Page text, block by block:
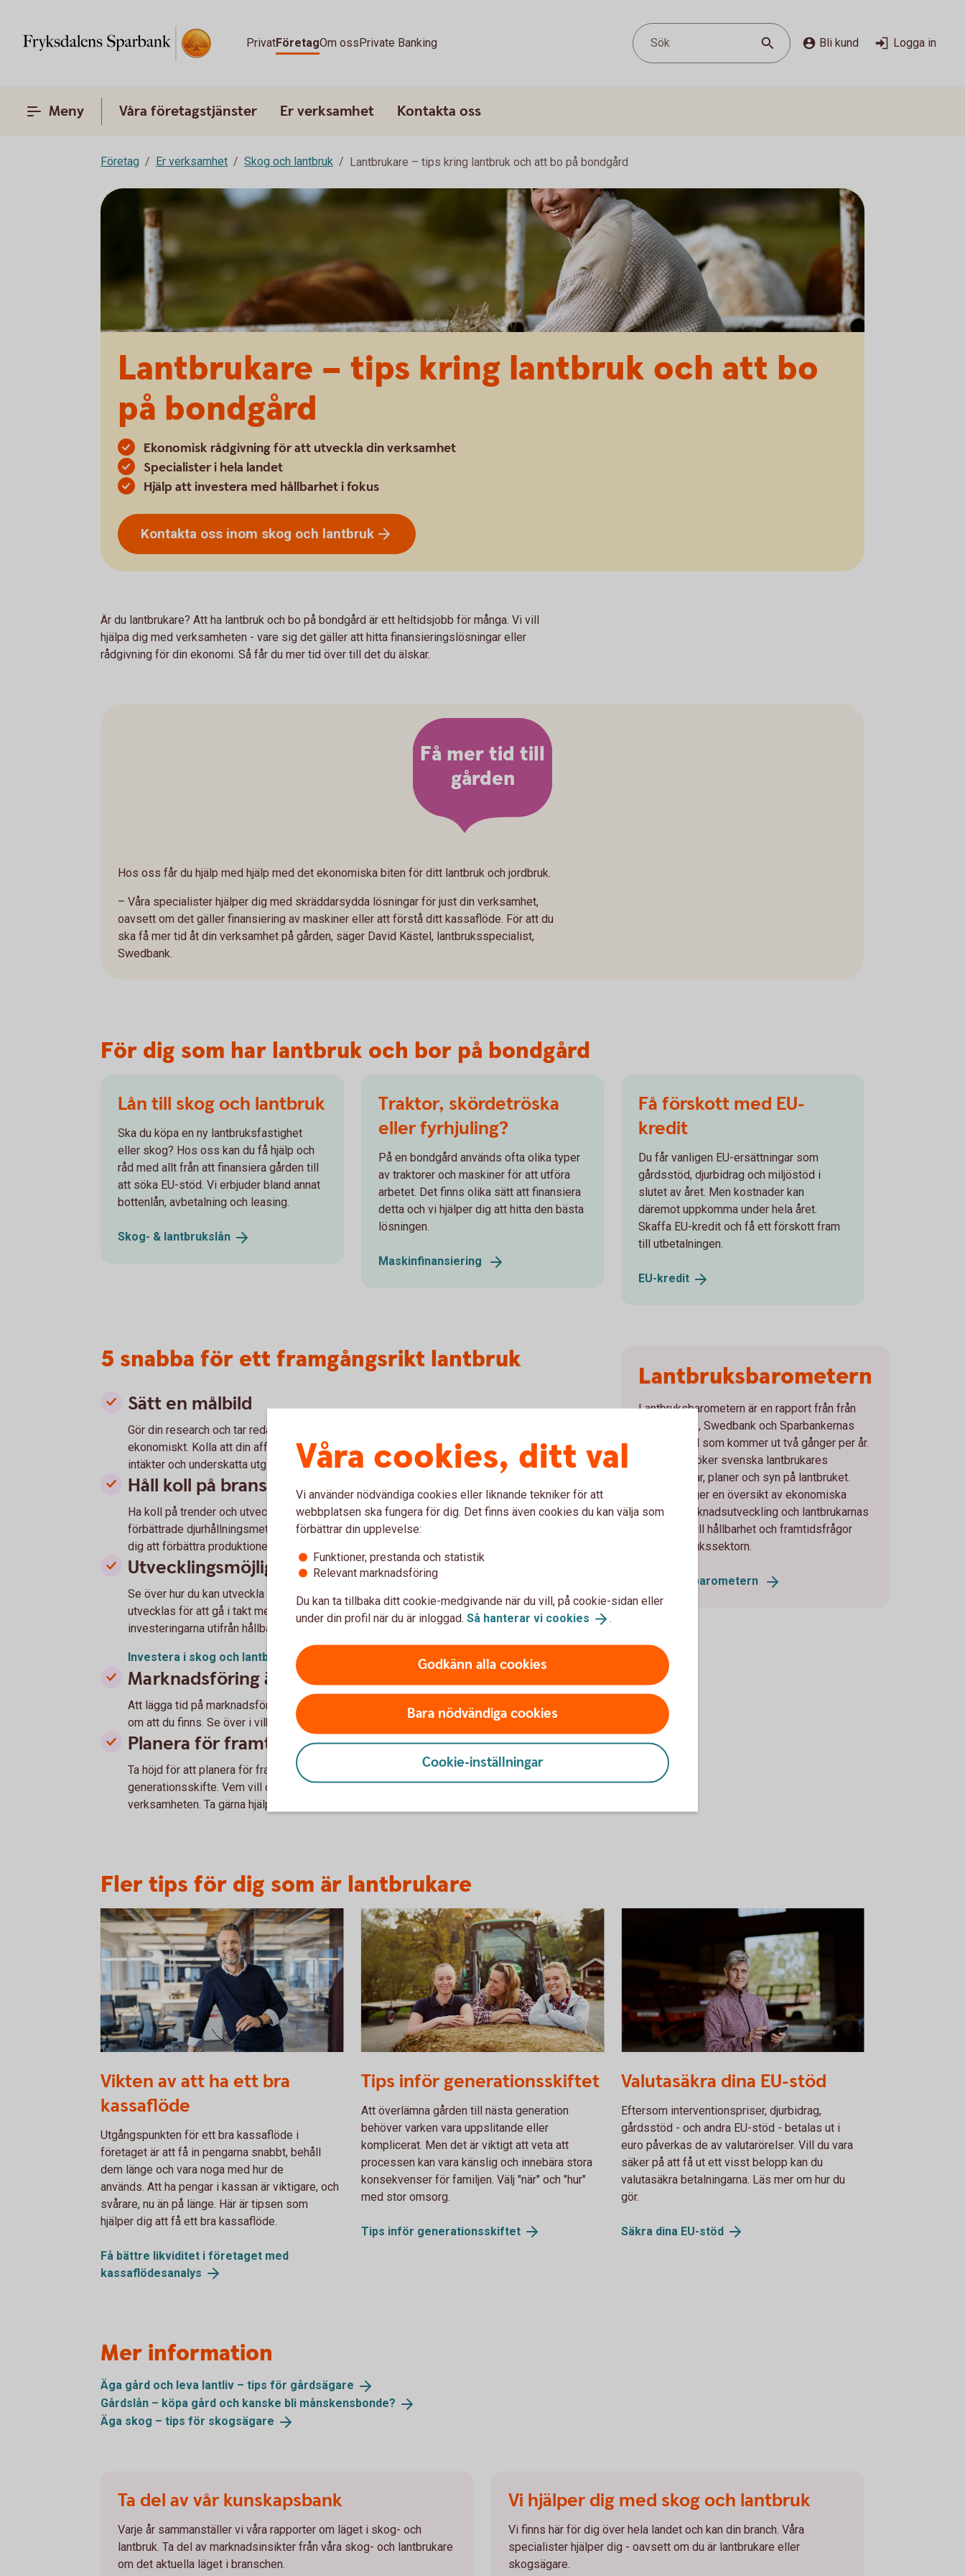
PrivatFöretagOm ossPrivate Banking Sök Bli kund Logga in
Meny Våra företagstjänster Er verksamhet Kontakta oss
Företag Er verksamhet Skog och lantbruk Lantbrukare – tips kring lantbruk och att bo på bondgård
Lantbrukare – tips kring lantbruk och att bo
på bondgård
Ekonomisk rådgivning för att utveckla din verksamhet
Specialister i hela landet
Hjälp att investera med hållbarhet i fokus
Kontakta oss inom skog och lantbruk
Är du lantbrukare? Att ha lantbruk och bo på bondgård är ett heltidsjobb för många. Vi vill
hjälpa dig med verksamheten - vare sig det gäller att hitta finansieringslösningar eller
rådgivning för din ekonomi. Så får du mer tid över till det du älskar.
Få mer tid till
gården
Hos oss får du hjälp med hjälp med det ekonomiska biten för ditt lantbruk och jordbruk.
– Våra specialister hjälper dig med skräddarsydda lösningar för just din verksamhet,
oavsett om det gäller finansiering av maskiner eller att förstå ditt kassaflöde. För att du
ska få mer tid åt din verksamhet på gården, säger David Kästel, lantbruksspecialist,
Swedbank.
För dig som har lantbruk och bor på bondgård
Lån till skog och lantbruk
Ska du köpa en ny lantbruksfastighet
eller skog? Hos oss kan du få hjälp och
råd med allt från att finansiera gården till
att söka EU-stöd. Vi erbjuder bland annat
bottenlån, avbetalning och leasing.
Skog- & lantbrukslån
Traktor, skördetröska
eller fyrhjuling?
På en bondgård används ofta olika typer
av traktorer och maskiner för att utföra
arbetet. Det finns olika sätt att finansiera
detta och vi hjälper dig att hitta den bästa
lösningen.
Maskinfinansiering
Få förskott med EU-
kredit
Du får vanligen EU-ersättningar som
gårdsstöd, djurbidrag och miljöstöd i
slutet av året. Men kostnader kan
däremot uppkomma under hela året.
Skaffa EU-kredit och få ett förskott fram
till utbetalningen.
EU-kredit
5 snabba för ett framgångsrikt lantbruk
Sätt en målbild
Gör din research och tar reda på vad som krävs av dig, både tidsmässigt och
ekonomiskt. Kolla att din affärsidé är vettig - undvik glädjekalkyler, som att överskatta
intäkter och underskatta utgifter.
Håll koll på branschen
Ha koll på trender och utveckling inom jordbruksbranschen såsom nya odlingstekniker till
förbättrade djurhållningsmetoder. Rådgivning, branschdagar och studiebesök kan hjälpa
dig att förbättra produktionen och stärka din ställning på marknaden.
Utvecklingsmöjligheter
Se över hur du kan utveckla ditt företag. Fundera över hur företagets affärsmodell ska
utvecklas för att gå i takt med den gröna omställningen. En bra start är att värdera
investeringarna utifrån hållbarhetsperspektiv.
Investera i skog och lantbruk med hållbarhet i
Marknadsföring är viktigt
Att lägga tid på marknadsföring kan löna sig. Om du inte når ut ill dina kunder, vet de inte
om att du finns. Se över i vilka kanaler du vill synas och vad det är du vill lyfta.
Planera för framtiden
Ta höjd för att planera för framtiden, kring frågor som pension, ägar- eller
generationsskifte. Vem vill du ska ta över gården när du inte längre vill eller kan driva
verksamheten. Ta gärna hjälp av oss i dessa frågor!
Lantbruksbarometern
Lantbruksbarometern är en rapport från från
Ludvig & Co, Swedbank och Sparbankernas
Riksförbund som kommer ut två gånger per år.
Den undersöker svenska lantbrukares
förväntningar, planer och syn på lantbruket.
Rapporten ger en översikt av ekonomiska
trender, marknadsutveckling och lantbrukarnas
inställning till hållbarhet och framtidsfrågor
inom lantbrukssektorn.
Lantbruksbarometern
Fler tips för dig som är lantbrukare
Vikten av att ha ett bra
kassaflöde
Utgångspunkten för ett bra kassaflöde i
företaget är att få in pengarna snabbt, behåll
dem länge och vara noga med hur de
används. Att ha pengar i kassan är viktigare, och
svårare, nu än på länge. Här är tipsen som
hjälper dig att få ett bra kassaflöde.
Få bättre likviditet i företaget med
kassaflödesanalys
Tips inför generationsskiftet
Att överlämna gården till nästa generation
behöver varken vara uppslitande eller
komplicerat. Men det är viktigt att veta att
processen kan vara känslig och innebära stora
konsekvenser för familjen. Välj "när" och "hur"
med stor omsorg.
Tips inför generationsskiftet
Valutasäkra dina EU-stöd
Eftersom interventionspriser, djurbidrag,
gårdsstöd - och andra EU-stöd - betalas ut i
euro påverkas de av valutarörelser. Vill du vara
säker på att få ut ett visst belopp kan du
valutasäkra betalningarna. Läs mer om hur du
gör.
Säkra dina EU-stöd
Mer information
Äga gård och leva lantliv – tips för gårdsägare
Gårdslån – köpa gård och kanske bli månskensbonde?
Äga skog – tips för skogsägare
Ta del av vår kunskapsbank
Varje år sammanställer vi våra rapporter om läget i skog- och
lantbruk. Ta del av marknadsinsikter från våra skog- och lantbrukare
om det aktuella läget i branschen.
Vi hjälper dig med skog och lantbruk
Vi finns här för dig över hela landet och kan din branch. Våra
specialister hjälper dig - oavsett om du är lantbrukare eller
skogsägare.
Våra cookies, ditt val
Vi använder nödvändiga cookies eller liknande tekniker för att
webbplatsen ska fungera för dig. Det finns även cookies du kan välja som
förbättrar din upplevelse:
Funktioner, prestanda och statistik
Relevant marknadsföring
Du kan ta tillbaka ditt cookie-medgivande när du vill, på cookie-sidan eller
under din profil när du är inloggad. Så hanterar vi cookies .
Godkänn alla cookies
Bara nödvändiga cookies
Cookie-inställningar